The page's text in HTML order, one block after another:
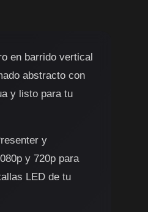
en barrido vertical
abstracto con
y listo para tu
y
y 720p para
LED de tu